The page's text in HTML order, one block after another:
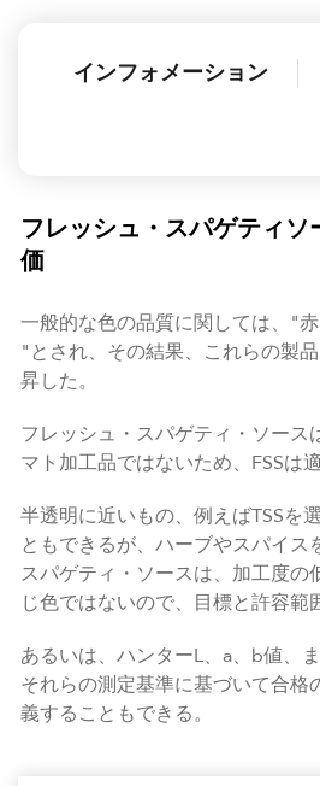
インフォメーション
フレッシュ・スパゲティ
価
一般的な色の品質に関しては、"
"とされ、その結果、これらの製
昇した。
フレッシュ・スパゲティ・ソース
マト加工品ではないため、FSSは
半透明に近いもの、例えばTSSを
ともできるが、ハーブやスパイス
スパゲティ・ソースは、加工度の
じ色ではないので、目標と許容範
あるいは、ハンターL、a、b値、
それらの測定基準に基づいて合格
義することもできる。